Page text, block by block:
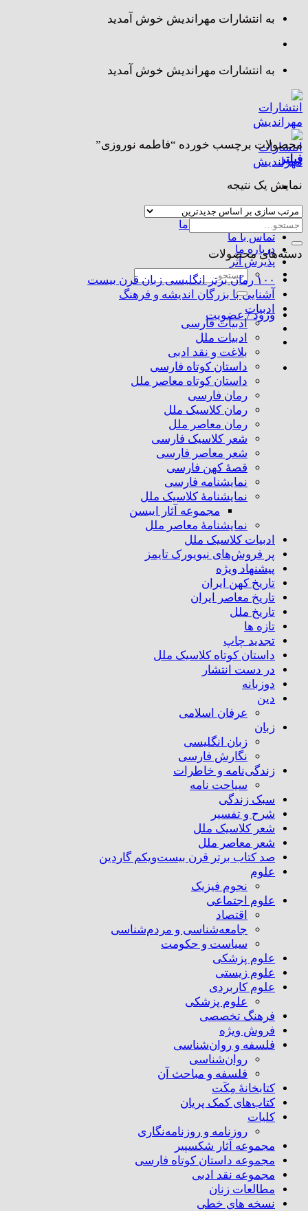
Skip
content
به انتشارات مهراندیش خوش آمدید
به انتشارات مهراندیش خوش آمدید
صفحه اصلی
مجموعه کتاب های ما
تماس با ما
درباره ما
پذیرش اثر
جستجو
برای:
ورود / عضویت
محصولات برچسب خورده “فاطمه نوروزی”
فیلتر
نمایش یک نتیجه
جستجو
برای:
دسته‌های محصولات
۱۰۰ رمان برتر انگلیسی زبان قرن بیست
آشنایی با بزرگان اندیشه و فرهنگ
ادبیات
ادبیات فارسی
ادبیات ملل
بلاغت و نقد ادبی
داستان کوتاه فارسی
داستان کوتاه معاصر ملل
رمان فارسی
رمان کلاسیک ملل
رمان معاصر ملل
شعر کلاسیک فارسی
شعر معاصر فارسی
قصهٔ کهن فارسی
نمایشنامه فارسی
نمایشنامهٔ کلاسیک ملل
مجموعه آثار ایبسن
نمایشنامهٔ معاصر ملل
ادبیات کلاسیک ملل
پر فروش‌های نیویورک تایمز
پیشنهاد ویژه
تاریخ کهن ایران
تاریخ معاصر ایران
تاریخ ملل
تازه ها
تجدید چاپ
داستان کوتاه کلاسیک ملل
در دست انتشار
دوزبانه
دین
عرفان اسلامی
زبان
زبان انگلیسی
نگارش فارسی
زندگی‌نامه و خاطرات
سیاحت نامه
سبک زندگی
شرح و تفسیر
شعر کلاسیک ملل
شعر معاصر ملل
صد کتاب برتر قرن بیست‌و‌یکم گاردین
علوم
نجوم فیزیک
علوم اجتماعی
اقتصاد
جامعه‌شناسی و مردم‌شناسی
سیاست و حکومت
علوم پزشکی
علوم زیستی
علوم کاربردی
علوم پزشکی
فرهنگ تخصصی
فروش ویژه
فلسفه و روان‌شناسی
روان‌شناسی
فلسفه و مباحث آن
کتابخانۀ مِکَت
کتاب‌های کمک پریان
کلیات
روزنامه و روزنامه‌نگاری
مجموعه آثار شکسپیر
مجموعه داستان کوتاه فارسی
مجموعه نقد ادبی
مطالعات زنان
نسخه های خطی